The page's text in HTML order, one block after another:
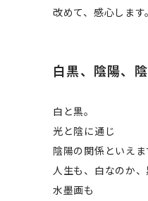
改めて、感心します。
白黒、陰陽、
白と黒。
光と陰に通じ
陰陽の関係といえま
人生も、白なのか
水墨画も